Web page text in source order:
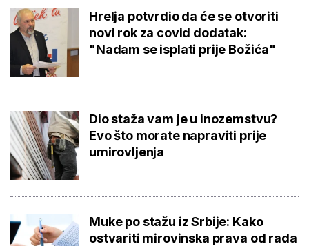
Hrelja potvrdio da će se otvoriti
novi rok za covid dodatak:
"Nadam se isplati prije Božića"
Dio staža vam je u inozemstvu?
Evo što morate napraviti prije
umirovljenja
Muke po stažu iz Srbije: Kako
ostvariti mirovinska prava od rada